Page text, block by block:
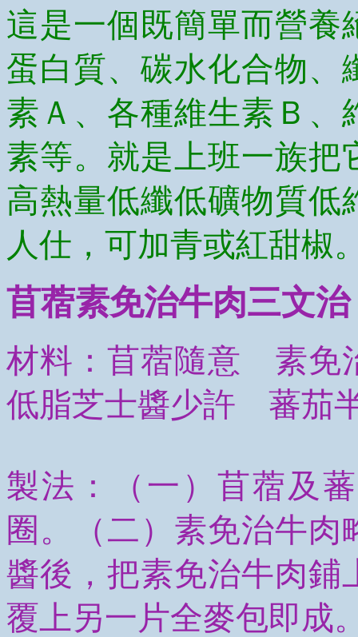
這是一個既簡單而營養
蛋白質、碳水化合物、
素Ａ、各種維生素Ｂ、
素等。就是上班一族把
高熱量低纖低礦物質低
人仕，可加青或紅甜椒
苜蓿素免治牛肉三文治
材料：苜蓿隨意 素
低脂芝士醬少許 蕃茄
製法：（一）苜蓿及
圈。（二）素免治牛
醬後，把素免治牛肉鋪
覆上另一片全麥包即成